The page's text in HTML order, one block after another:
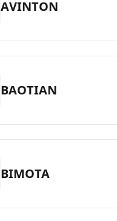
AVINTON
BAOTIAN
BIMOTA